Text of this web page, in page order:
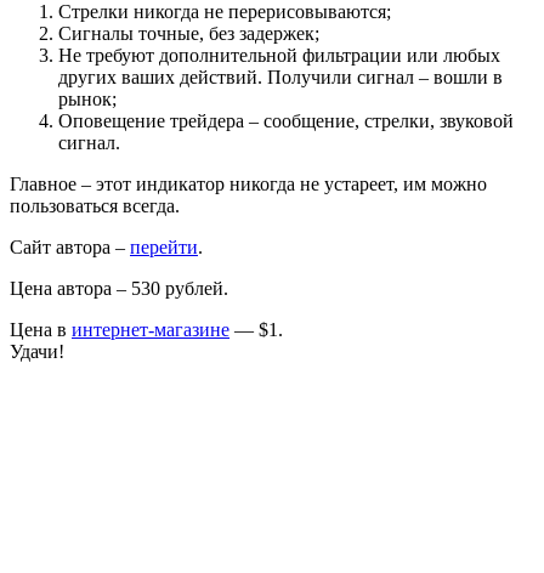
Стрелки никогда не перерисовываются;
Сигналы точные, без задержек;
Не требуют дополнительной фильтрации или любых
других ваших действий. Получили сигнал – вошли в
рынок;
Оповещение трейдера – сообщение, стрелки, звуковой
сигнал.
Главное – этот индикатор никогда не устареет, им можно
пользоваться всегда.
Сайт автора – перейти.
Цена автора – 530 рублей.
Цена в интернет-магазине — $1.
Удачи!